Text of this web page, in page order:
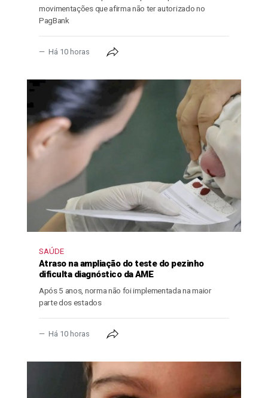
movimentações que afirma não ter autorizado no
PagBank
Há 10 horas
SAÚDE
Atraso na ampliação do teste do pezinho
dificulta diagnóstico da AME
Após 5 anos, norma não foi implementada na maior
parte dos estados
Há 10 horas